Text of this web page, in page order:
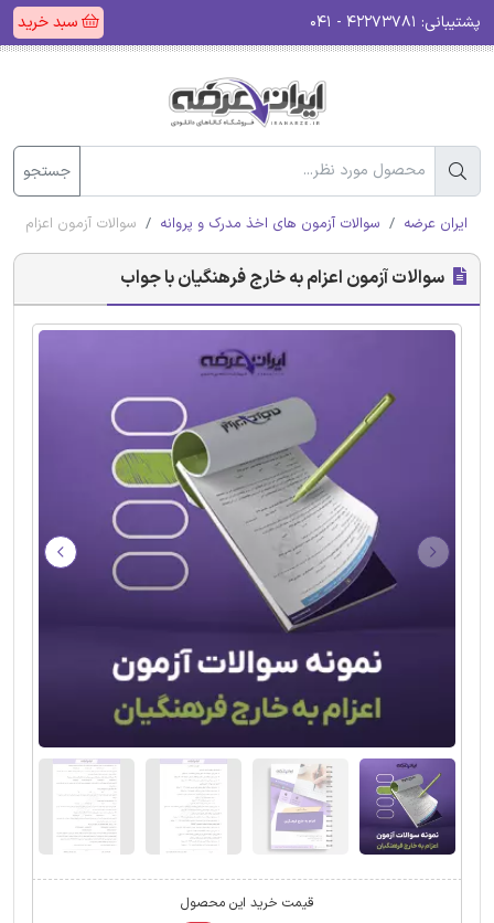
پشتیبانی: سبد خرید
جستجو
ایران عرضه سوالات آزمون های اخذ مدرک و پروانه سوالات آزمون اعزام
سوالات آزمون اعزام به خارج فرهنگیان با جواب
قیمت خرید این محصول